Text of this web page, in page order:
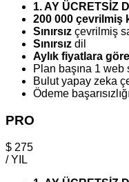
1. AY ÜCRETSİZ
200 000 çevrilmiş
Sınırsız çevrilmiş
Sınırsız dil
Aylık fiyatlara
Plan başına 1
Bulut yapay zeka
Ödeme
PRO
$ 275
/ YIL